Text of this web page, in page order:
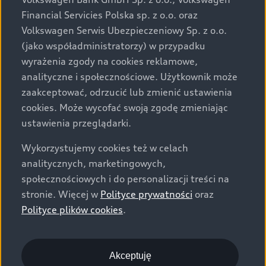
za dopłatą. Wiążące ustalenie ceny, wyposażenia i
specyfikacji pojazdu następują w umowie sprzedaży, a
określenie parametrów technicznych zawiera
świadectwo homologacji typu pojazdu. Zastrzegamy
sobie prawo do zmian i pomyłek. Wszelkie informacje
prezentowane na stronie są aktualne na dzień ich
zamieszczania. W celu uzyskania najnowszych
informacji prosimy kontaktować się z Partnerem Marki
Audi.
Wszystkie produkowane obecnie samochody marki Audi
są wykonywane z materiałów spełniających pod
względem możliwości odzysku i recyklingu wymagania
określone w normie ISO 22628 i są zgodne z
europejskimi świadectwami homologacji wydanymi wg
o.o. podlega obowiązkowi zapewnienia wszystkim
użytkownikom samochodów marki Volkswagen sieci
Financial Servicies Polska sp. z o.o. oraz
Volkswagen Serwis Ubezpieczeniowy Sp. z o.o.
(jako współadministratorzy) w przypadku
wyrażenia zgody na cookies reklamowe,
analityczne i społecznościowe. Użytkownik może
zaakceptować, odrzucić lub zmienić ustawienia
cookies. Może wycofać swoją zgodę zmieniając
ustawienia przeglądarki.
Wykorzystujemy cookies też w celach
analitycznych, marketingowych,
społecznościowych i do personalizacji treści na
stronie. Więcej w Polityce prywatności oraz
Polityce plików cookies.
Akceptuję